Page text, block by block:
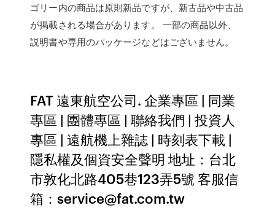
ゴリー内の商品は原則新品ですが、新古品や中古品
が掲載される場合があります。 一部の商品以外、
説明書や専用のパッケージなどはございません。
FAT 遠東航空公司. 企業專區 | 同業
專區 | 團體專區 | 聯絡我們 | 投資人
專區 | 遠航機上雜誌 | 時刻表下載 |
隱私權及個資安全聲明 地址：台北
市敦化北路405巷123弄5號 客服信
箱：service@fat.com.tw